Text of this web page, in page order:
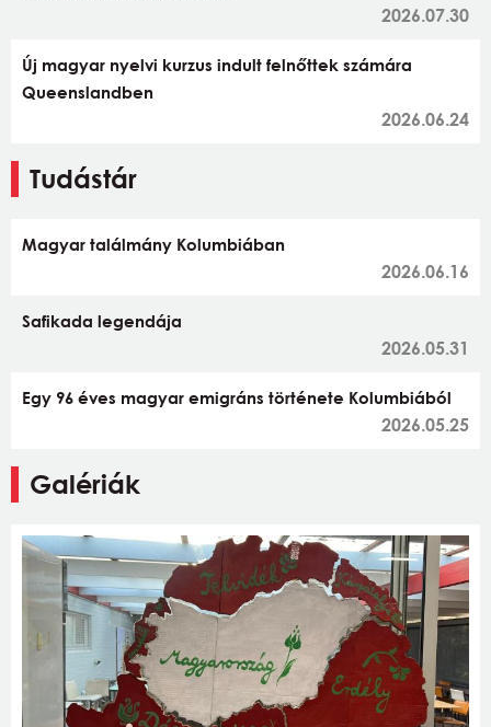
2026.07.30
Új magyar nyelvi kurzus indult felnőttek számára
Queenslandben
2026.06.24
Tudástár
Magyar találmány Kolumbiában
2026.06.16
Safikada legendája
2026.05.31
Egy 96 éves magyar emigráns története Kolumbiából
2026.05.25
Galériák